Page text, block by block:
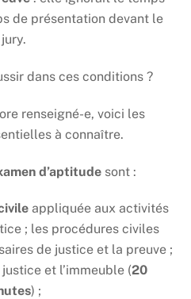
de présentation devant le
jury.
dans ces conditions ?
renseigné-e, voici les
à connaître.
d’aptitudesont :
appliquée aux activités
; les procédures civiles
de justice et la preuve ;
et l’immeuble (20
) ;